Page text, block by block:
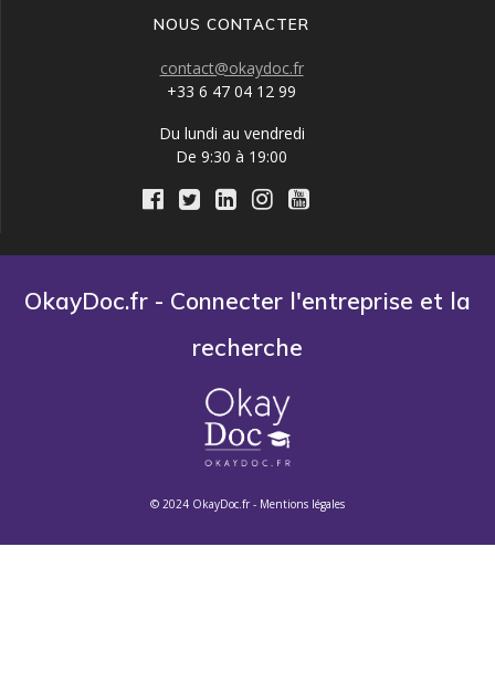
NOUS CONTACTER
contact@okaydoc.fr
+33 6 47 04 12 99
Du lundi au vendredi
De 9:30 à 19:00
OkayDoc.fr - Connecter l'entreprise et la
recherche
© 2024 OkayDoc.fr - Mentions légales